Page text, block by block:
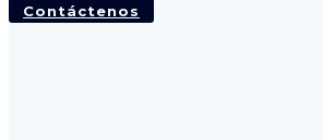
Contáctenos